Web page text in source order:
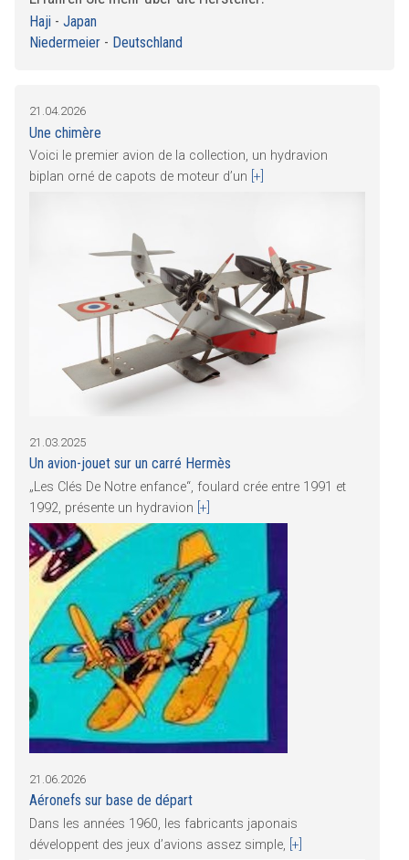
Haji - Japan
Niedermeier - Deutschland
21.04.2026
Une chimère
Voici le premier avion de la collection, un hydravion
biplan orné de capots de moteur d’un [+]
21.03.2025
Un avion-jouet sur un carré Hermès
„Les Clés De Notre enfance“, foulard crée entre 1991 et
1992, présente un hydravion [+]
21.06.2026
Aéronefs sur base de départ
Dans les années 1960, les fabricants japonais
développent des jeux d’avions assez simple, [+]